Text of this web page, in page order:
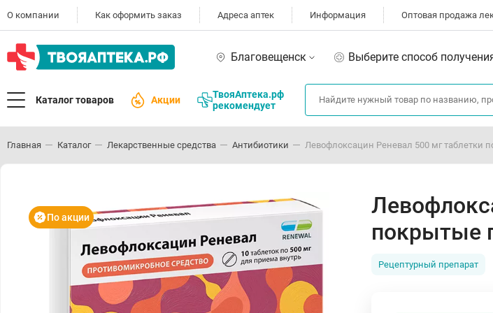
О компании Как оформить заказ Адреса аптек Информация Оптовая продажа
Благовещенск Выберите способ
Каталог товаров Акции
ТвояАптека.рф
рекомендует
Главная Каталог Лекарственные средства Антибиотики Левофлоксацин Реневал 500 мг таблетки
По акции
покрытые
Рецептурный препарат